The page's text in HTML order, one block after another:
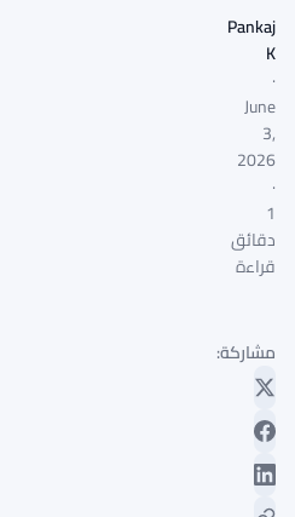
Pankaj
K
·
June
3,
2026
·
1
دقائق
قراءة
مشاركة: